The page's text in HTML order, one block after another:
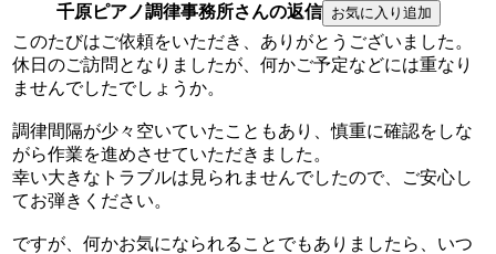
千原ピアノ調律事務所さんの返信
このたびはご依頼をいただき、ありがとうございました。
休日のご訪問となりましたが、何かご予定などには重なり
ませんでしたでしょうか。
調律間隔が少々空いていたこともあり、慎重に確認をしな
がら作業を進めさせていただきました。
幸い大きなトラブルは見られませんでしたので、ご安心し
てお弾きください。
ですが、何かお気になられることでもありましたら、いつ